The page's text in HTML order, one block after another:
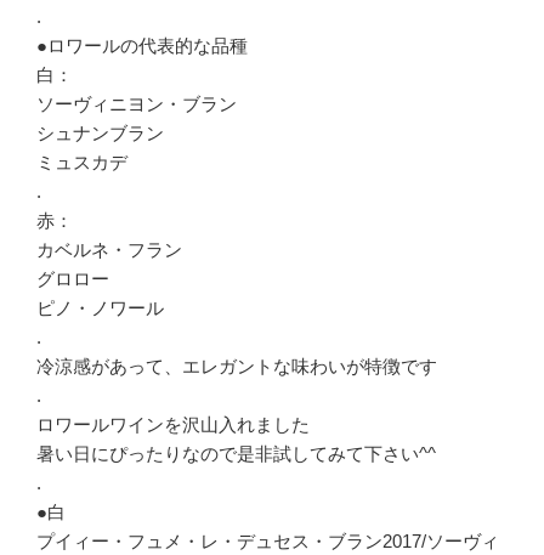
.
●ロワールの代表的な品種
白：
ソーヴィニヨン・ブラン
シュナンブラン
ミュスカデ
.
赤：
カベルネ・フラン
グロロー
ピノ・ノワール
.
冷涼感があって、エレガントな味わいが特徴です
.
ロワールワインを沢山入れました
暑い日にぴったりなので是非試してみて下さい^^
.
●白
プイィー・フュメ・レ・デュセス・ブラン2017/ソーヴィ